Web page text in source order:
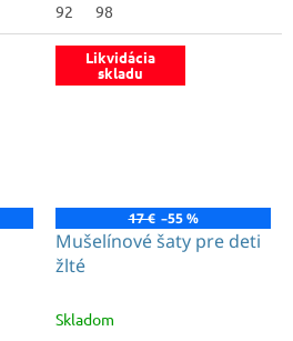
92 98
Likvidácia
skladu
17 € –55 %
Mušelínové šaty pre deti
žlté
Skladom